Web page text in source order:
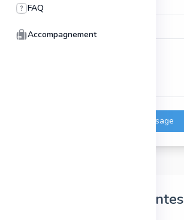
FAQ
Accompagnement
Envoyer le message
Questions Fréquentes